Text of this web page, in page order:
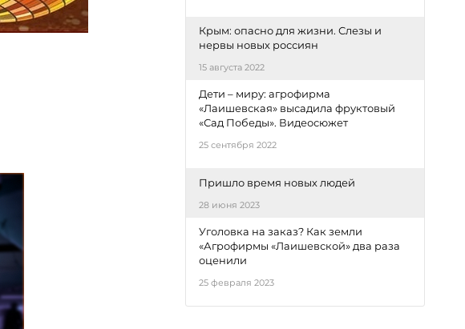
Крым: опасно для жизни. Слезы и
нервы новых россиян
15 августа 2022
Дети – миру: агрофирма
«Лаишевская» высадила фруктовый
«Сад Победы». Видеосюжет
25 сентября 2022
Пришло время новых людей
28 июня 2023
Уголовка на заказ? Как земли
«Агрофирмы «Лаишевской» два раза
оценили
25 февраля 2023